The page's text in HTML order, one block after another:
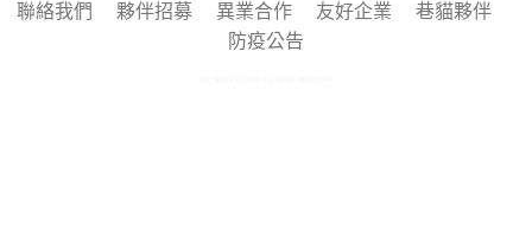
聯絡我們 夥伴招募 異業合作 友好企業
巷貓夥伴
防疫公告